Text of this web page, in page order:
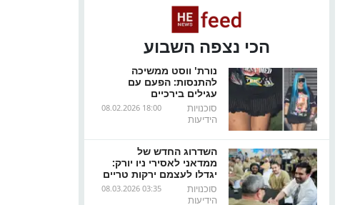
הכי נצפה השבוע
נורת' ווסט ממשיכה
להתנסות: הפעם עם
עגילים בירכיים
08.02.2026 18:00
סוכנויות
הידיעות
השדרוג החדש של
ממדאני לאסירי ניו יורק:
יגדלו לעצמם ירקות טריים
08.03.2026 03:35
סוכנויות
הידיעות